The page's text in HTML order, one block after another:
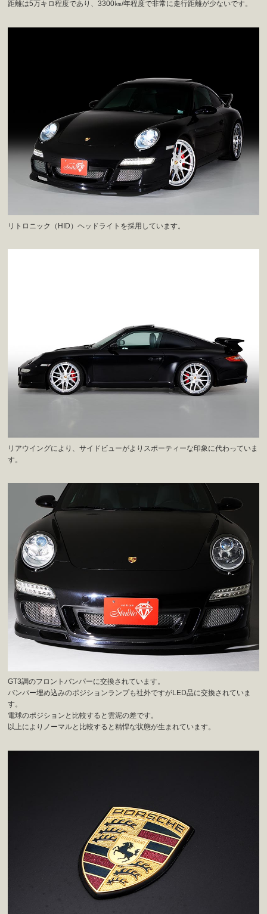
距離は5万キロ程度であり、3300㎞/年程度で非常に走行距離が少ないです。
リトロニック（HID）ヘッドライトを採用しています。
リアウイングにより、サイドビューがよりスポーティーな印象に代わっていま
す。
GT3調のフロントバンパーに交換されています。
バンパー埋め込みのポジションランプも社外ですがLED品に交換されていま
す。
電球のポジションと比較すると雲泥の差です。
以上によりノーマルと比較すると精悍な状態が生まれています。